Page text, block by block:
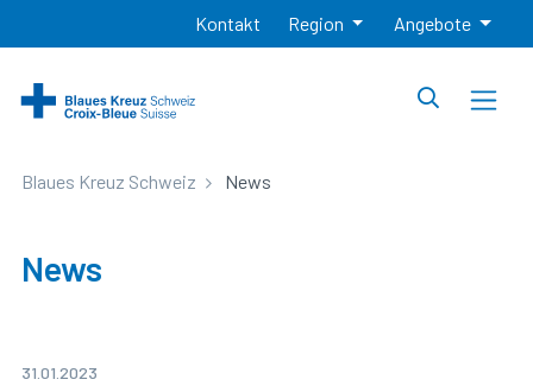
Kontakt Region Angebote
Blaues Kreuz Schweiz News
News
31.01.2023